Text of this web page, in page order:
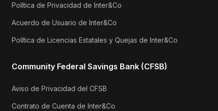
Política de Privacidad de Inter&Co
Acuerdo de Usuario de Inter&Co
Política de Licencias Estatales y Quejas de Inter&Co
Community Federal Savings Bank (CFSB)
Aviso de Privacidad del CFSB
Contrato de Cuenta de Inter&Co